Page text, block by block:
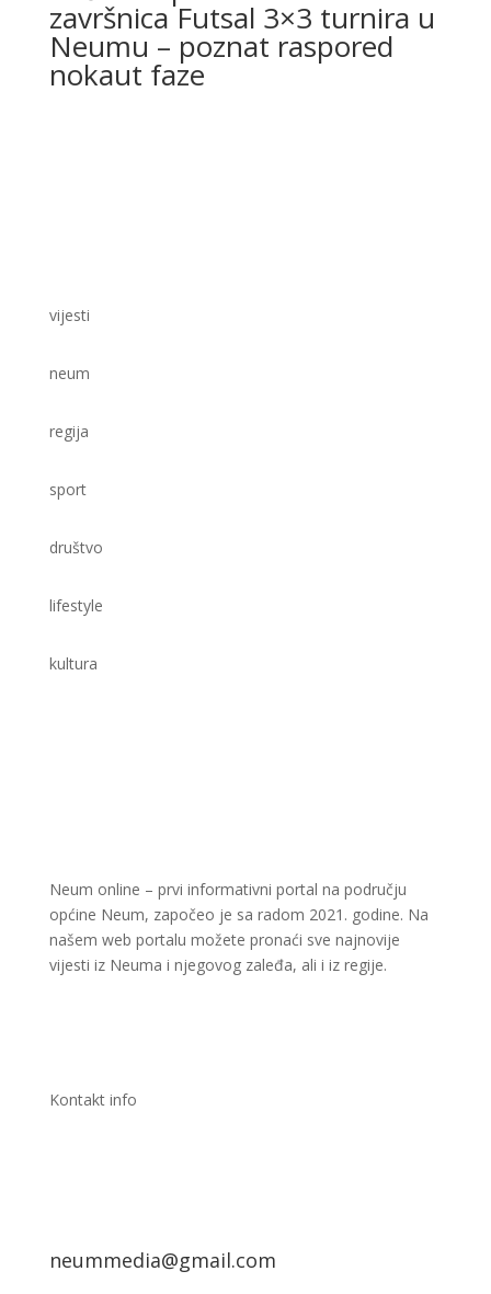
završnica Futsal 3×3 turnira u
Neumu – poznat raspored
nokaut faze
vijesti
neum
regija
sport
društvo
lifestyle
kultura
Neum online – prvi informativni portal na području
općine Neum, započeo je sa radom 2021. godine. Na
našem web portalu možete pronaći sve najnovije
vijesti iz Neuma i njegovog zaleđa, ali i iz regije.
Kontakt info
neummedia@gmail.com